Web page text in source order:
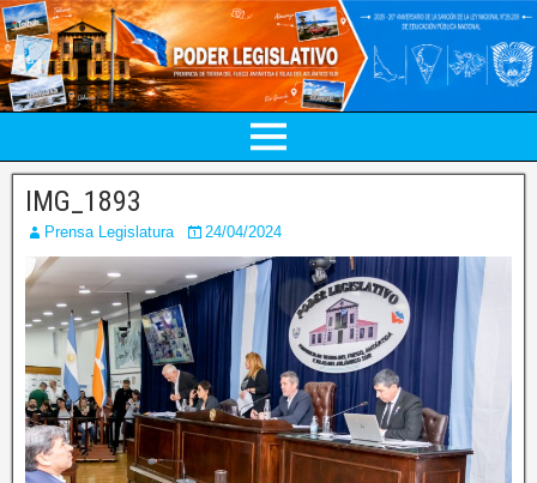
IMG_1893
Prensa Legislatura 24/04/2024